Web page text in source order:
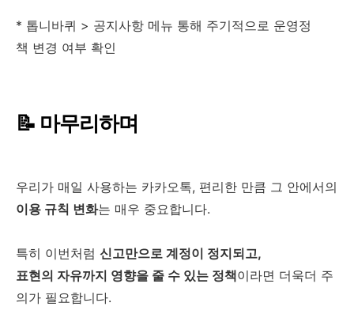
* 톱니바퀴 > 공지사항 메뉴 통해 주기적으로 운영정
책 변경 여부 확인
📝 마무리하며
우리가 매일 사용하는 카카오톡, 편리한 만큼 그 안에서의
이용 규칙 변화는 매우 중요합니다.
특히 이번처럼 신고만으로 계정이 정지되고,
표현의 자유까지 영향을 줄 수 있는 정책이라면 더욱더 주
의가 필요합니다.